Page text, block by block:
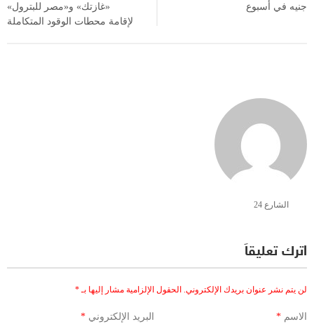
جنيه في أسبوع
«غازتك» و«مصر للبترول»
لإقامة محطات الوقود المتكاملة
الشارع 24
اترك تعليقاً
لن يتم نشر عنوان بريدك الإلكتروني. الحقول الإلزامية مشار إليها بـ*
الاسم * البريد الإلكتروني*